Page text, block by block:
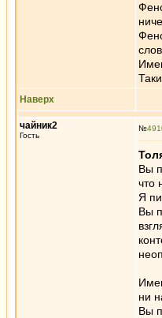
Наверх
чайник2
Гость
№
Вы
что
Я
Вы
ни
Вы